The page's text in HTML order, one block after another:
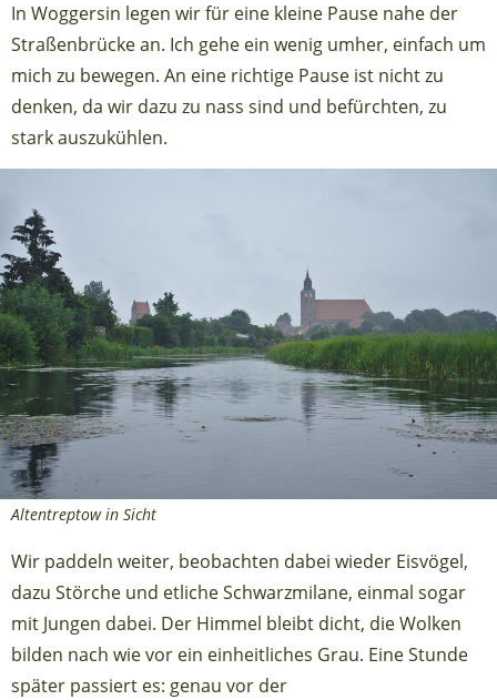
In Woggersin legen wir für eine kleine Pause nahe der
Straßenbrücke an. Ich gehe ein wenig umher, einfach um
mich zu bewegen. An eine richtige Pause ist nicht zu
denken, da wir dazu zu nass sind und befürchten, zu
stark auszukühlen.
Altentreptow in Sicht
Wir paddeln weiter, beobachten dabei wieder Eisvögel,
dazu Störche und etliche Schwarzmilane, einmal sogar
mit Jungen dabei. Der Himmel bleibt dicht, die Wolken
bilden nach wie vor ein einheitliches Grau. Eine Stunde
später passiert es: genau vor der